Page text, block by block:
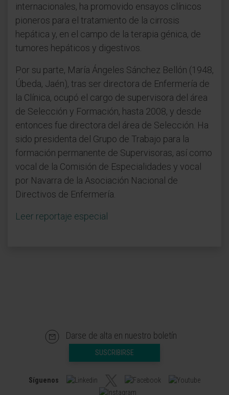
internacionales, ha promovido ensayos clínicos
pioneros para el tratamiento de la cirrosis
hepática y, en el campo de la terapia génica, de
tumores hepáticos y digestivos.
Por su parte, María Ángeles Sánchez Bellón (1948,
Úbeda, Jaén), tras ser directora de Enfermería de
la Clínica, ocupó el cargo de supervisora del área
de Selección y Formación, hasta 2008, y desde
entonces fue directora del área de Selección. Ha
sido presidenta del Grupo de Trabajo para la
formación permanente de Supervisoras, así como
vocal de la Comisión de Especialidades y vocal
por Navarra de la Asociación Nacional de
Directivos de Enfermería.
Leer reportaje especial
Darse de alta en nuestro boletín
SUSCRIBIRSE
Síguenos